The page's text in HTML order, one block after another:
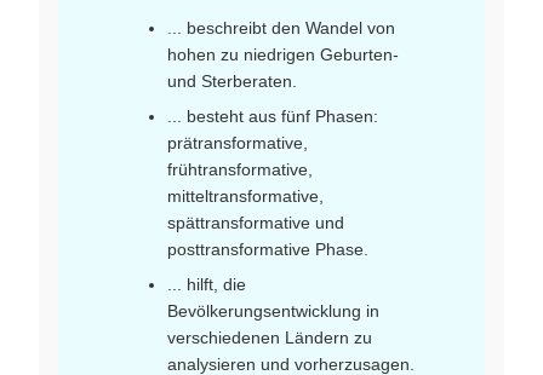
... beschreibt den Wandel von
hohen zu niedrigen Geburten-
und Sterberaten.
... besteht aus fünf Phasen:
prätransformative,
frühtransformative,
mitteltransformative,
spättransformative und
posttransformative Phase.
... hilft, die
Bevölkerungsentwicklung in
verschiedenen Ländern zu
analysieren und vorherzusagen.